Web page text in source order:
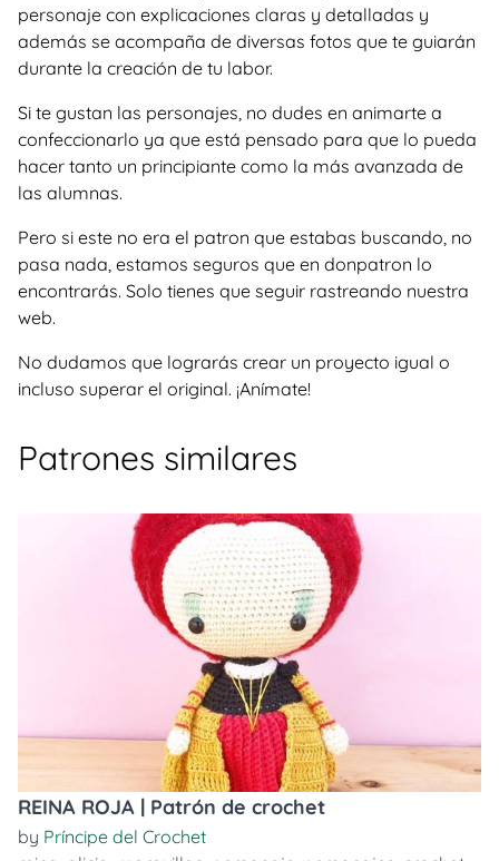
personaje con explicaciones claras y detalladas y
además se acompaña de diversas fotos que te guiarán
durante la creación de tu labor.
Si te gustan las personajes, no dudes en animarte a
confeccionarlo ya que está pensado para que lo pueda
hacer tanto un principiante como la más avanzada de
las alumnas.
Pero si este no era el patron que estabas buscando, no
pasa nada, estamos seguros que en donpatron lo
encontrarás. Solo tienes que seguir rastreando nuestra
web.
No dudamos que lograrás crear un proyecto igual o
incluso superar el original. ¡Anímate!
Patrones similares
REINA ROJA | Patrón de crochet
by Príncipe del Crochet